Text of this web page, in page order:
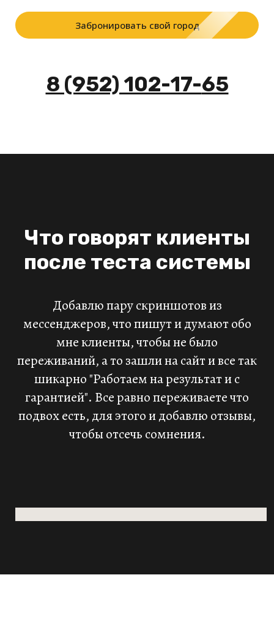
Забронировать свой город
8 (952) 102-17-65
Что говорят клиенты
после теста системы
Добавлю пару скриншотов из
мессенджеров, что пишут и думают обо
мне клиенты, чтобы не было
переживаний, а то зашли на сайт и все так
шикарно "Работаем на результат и с
гарантией". Все равно переживаете что
подвох есть, для этого и добавлю отзывы,
чтобы отсечь сомнения.